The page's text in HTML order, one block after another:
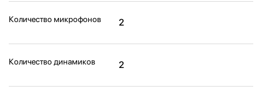
Количество микрофонов 2
Количество динамиков 2